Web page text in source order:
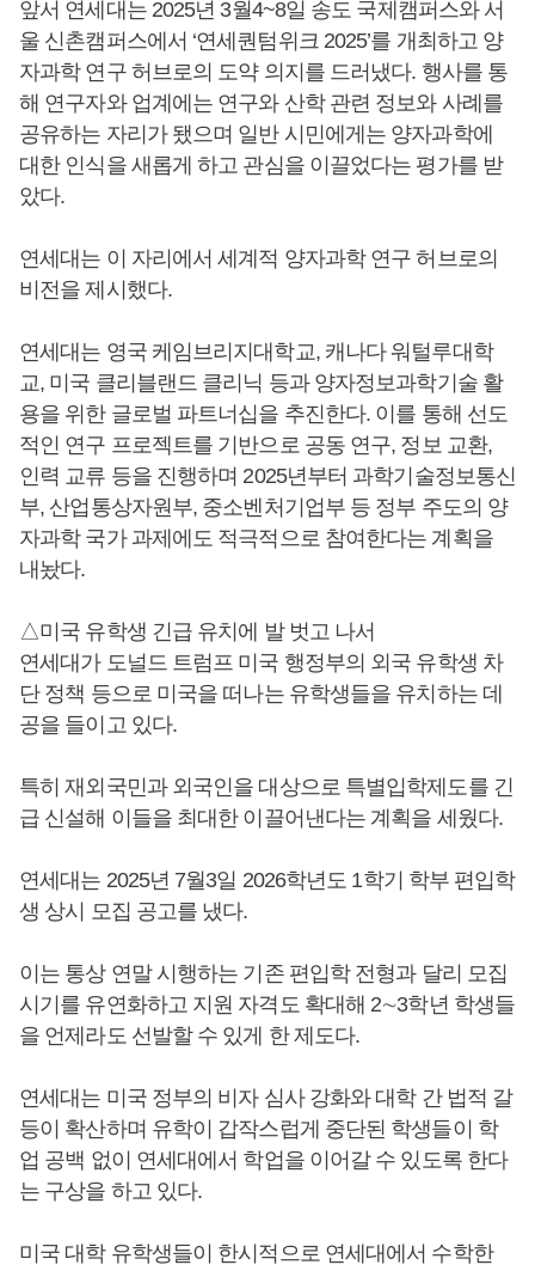
앞서 연세대는 2025년 3월4~8일 송도 국제캠퍼스와 서
울 신촌캠퍼스에서 ‘연세퀀텀위크 2025’를 개최하고 양
자과학 연구 허브로의 도약 의지를 드러냈다. 행사를 통
해 연구자와 업계에는 연구와 산학 관련 정보와 사례를
공유하는 자리가 됐으며 일반 시민에게는 양자과학에
대한 인식을 새롭게 하고 관심을 이끌었다는 평가를 받
았다.
연세대는 이 자리에서 세계적 양자과학 연구 허브로의
비전을 제시했다.
연세대는 영국 케임브리지대학교, 캐나다 워털루대학
교, 미국 클리블랜드 클리닉 등과 양자정보과학기술 활
용을 위한 글로벌 파트너십을 추진한다. 이를 통해 선도
적인 연구 프로젝트를 기반으로 공동 연구, 정보 교환,
인력 교류 등을 진행하며 2025년부터 과학기술정보통신
부, 산업통상자원부, 중소벤처기업부 등 정부 주도의 양
자과학 국가 과제에도 적극적으로 참여한다는 계획을
내놨다.
△미국 유학생 긴급 유치에 발 벗고 나서
연세대가 도널드 트럼프 미국 행정부의 외국 유학생 차
단 정책 등으로 미국을 떠나는 유학생들을 유치하는 데
공을 들이고 있다.
특히 재외국민과 외국인을 대상으로 특별입학제도를 긴
급 신설해 이들을 최대한 이끌어낸다는 계획을 세웠다.
연세대는 2025년 7월3일 2026학년도 1학기 학부 편입학
생 상시 모집 공고를 냈다.
이는 통상 연말 시행하는 기존 편입학 전형과 달리 모집
시기를 유연화하고 지원 자격도 확대해 2∼3학년 학생들
을 언제라도 선발할 수 있게 한 제도다.
연세대는 미국 정부의 비자 심사 강화와 대학 간 법적 갈
등이 확산하며 유학이 갑작스럽게 중단된 학생들이 학
업 공백 없이 연세대에서 학업을 이어갈 수 있도록 한다
는 구상을 하고 있다.
미국 대학 유학생들이 한시적으로 연세대에서 수학한